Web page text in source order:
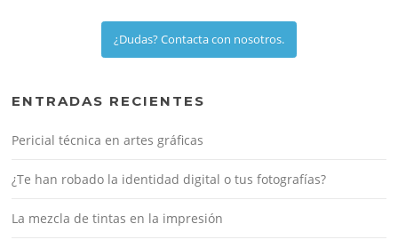
¿Dudas? Contacta con nosotros.
ENTRADAS RECIENTES
Pericial técnica en artes gráficas
¿Te han robado la identidad digital o tus fotografías?
La mezcla de tintas en la impresión